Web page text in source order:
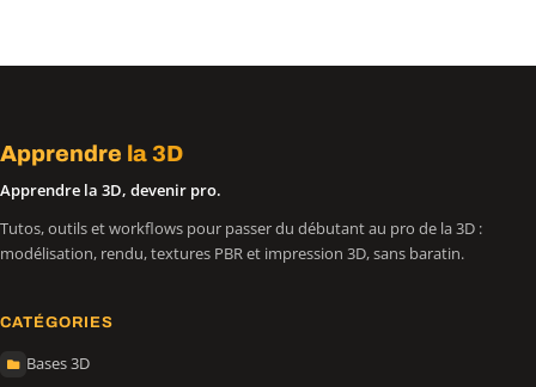
Apprendre la 3D
Apprendre la 3D, devenir pro.
Tutos, outils et workflows pour passer du débutant au pro de la 3D :
modélisation, rendu, textures PBR et impression 3D, sans baratin.
CATÉGORIES
Bases 3D